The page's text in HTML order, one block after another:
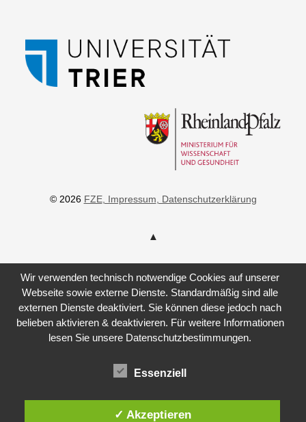
© 2026 FZE, Impressum , Datenschutzerklärung
Wir verwenden technisch notwendige Cookies auf unserer
Webseite sowie externe Dienste. Standardmäßig sind alle
externen Dienste deaktiviert. Sie können diese jedoch nach
belieben aktivieren & deaktivieren. Für weitere Informationen
lesen Sie unsere Datenschutzbestimmungen.
Essenziell
✓ Akzeptieren